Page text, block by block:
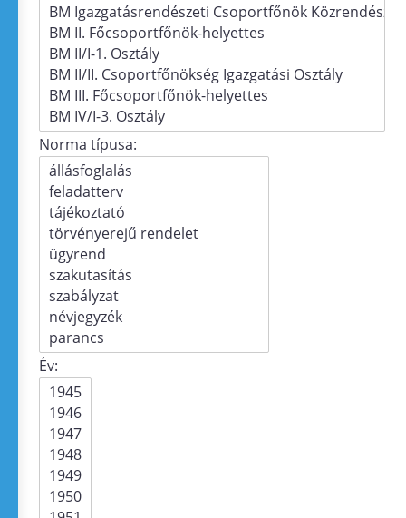
Norma típusa:
Év: